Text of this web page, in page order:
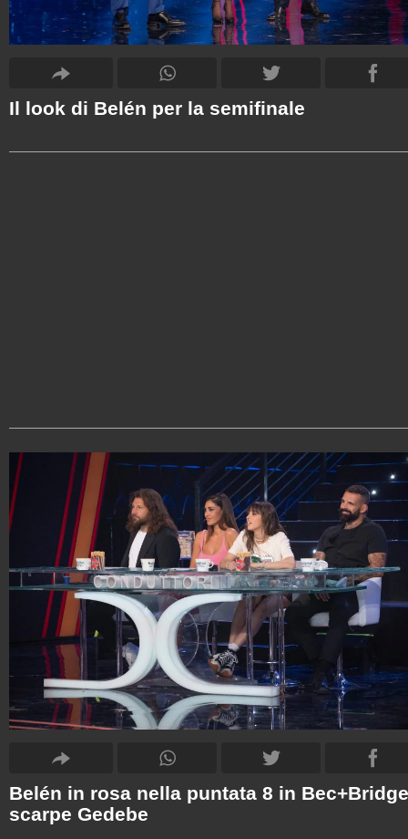
Il look di Belén per la semifinale
Belén in rosa nella puntata 8 in
scarpe Gedebe